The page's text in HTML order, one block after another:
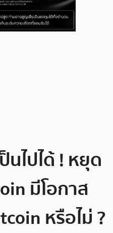
นไปได้ ! หยุด
มีโอกาส
หรือไม่ ?